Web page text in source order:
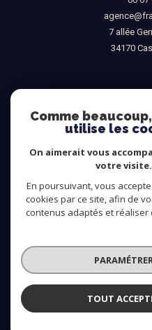
7 allée
34170
© 2026 | Tous droits réservés
Comme
utilise les
On aimerait vous
votre visite.
En poursuivant, vous
cookies par ce site, afin de
contenus adaptés et réaliser
PARAMÉTRER
TOUT